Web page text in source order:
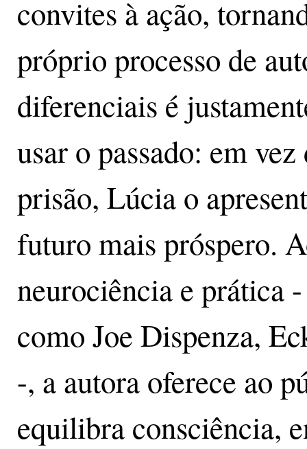
convites à ação,
próprio processo de
diferenciais é
usar o passado: em
prisão, Lúcia o
futuro mais próspero.
neurociência e prática
como Joe Dispenza,
-, a autora oferece ao
equilibra consciência,